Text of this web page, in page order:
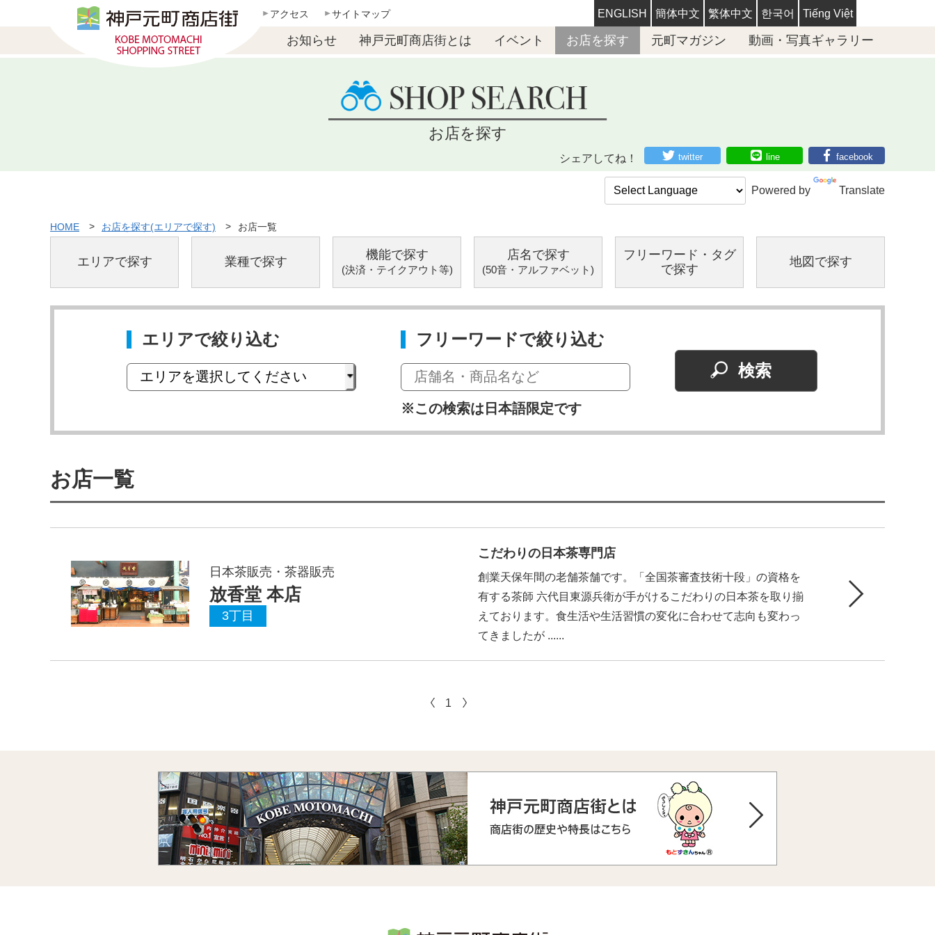
アクセス サイトマップ ENGLISH 簡体中文 繁体中文 한국어 Tiếng Việt
お知らせ 神戸元町商店街とは イベント お店を探す 元町マガジン 動画・写真ギャラリー
お店を探す
シェアしてね！ twitter line facebook
Powered by Translate
HOME お店を探す(エリアで探す) お店一覧
エリアで探す 業種で探す 機能で探す
(決済・テイクアウト等)
店名で探す
(50音・アルファベット)
フリーワード・ タグ
で探す
地図で探す
エリアで絞り込む フリーワードで絞り込む
※この検索は日本語限定です
お店一覧
日本茶販売・茶器販売
放香堂 本店
3丁目
こだわりの日本茶専門店
創業天保年間の老舗茶舗です。「全国茶審査技術十段」の資格を
有する茶師 六代目東源兵衛が手がけるこだわりの日本茶を取り揃
えております。食生活や生活習慣の変化に合わせて志向も変わっ
てきましたが ......
1